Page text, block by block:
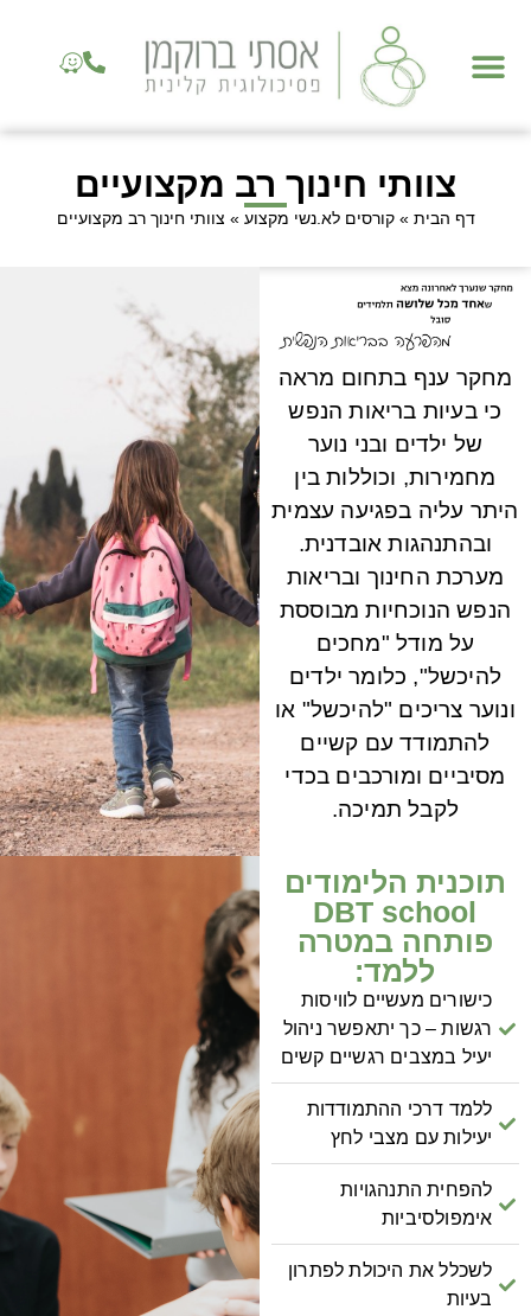
צוותי חינוך רב מקצועיים
דף הבית »קורסים לא.נשי מקצוע » צוותי חינוך רב מקצועיים
מחקר ענף בתחום מראה
כי בעיות בריאות הנפש
של ילדים ובני נוער
מחמירות, וכוללות בין
היתר עליה בפגיעה עצמית
ובהתנהגות אובדנית.
מערכת החינוך ובריאות
הנפש הנוכחיות מבוססת
על מודל "מחכים
להיכשל", כלומר ילדים
ונוער צריכים "להיכשל" או
להתמודד עם קשיים
מסיביים ומורכבים בכדי
לקבל תמיכה.
תוכנית הלימודים
DBT school
פותחה במטרה
ללמד:
כישורים מעשיים לוויסות
רגשות – כך יתאפשר ניהול
יעיל במצבים רגשיים קשים
ללמד דרכי ההתמודדות
יעילות עם מצבי לחץ
להפחית התנהגויות
אימפולסיביות
לשכלל את היכולת לפתרון
בעיות